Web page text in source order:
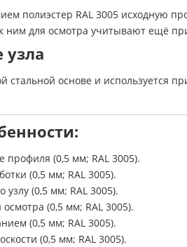
полиэстер RAL 3005 исходную
ним для осмотра учитывают ещё
узла
стальной основе и используется
(0,5 мм; RAL 3005).
(0,5 мм; RAL 3005).
(0,5 мм; RAL 3005).
(0,5 мм; RAL 3005).
(0,5 мм; RAL 3005).
(0,5 мм; RAL 3005).